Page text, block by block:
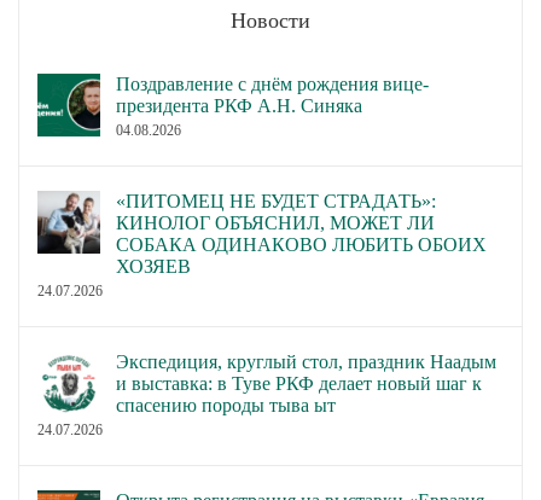
Новости
Поздравление с днём рождения вице-
президента РКФ А.Н. Синяка
04.08.2026
«ПИТОМЕЦ НЕ БУДЕТ СТРАДАТЬ»:
КИНОЛОГ ОБЪЯСНИЛ, МОЖЕТ ЛИ
СОБАКА ОДИНАКОВО ЛЮБИТЬ ОБОИХ
ХОЗЯЕВ
24.07.2026
Экспедиция, круглый стол, праздник Наадым
и выставка: в Туве РКФ делает новый шаг к
спасению породы тыва ыт
24.07.2026